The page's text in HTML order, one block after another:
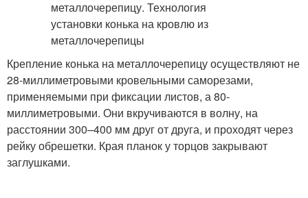
Крепление конька на металлочерепицу осуществляют не
28-миллиметровыми кровельными саморезами,
применяемыми при фиксации листов, а 80-
миллиметровыми. Они вкручиваются в волну, на
расстоянии 300–400 мм друг от друга, и проходят через
рейку обрешетки. Края планок у торцов закрывают
заглушками.